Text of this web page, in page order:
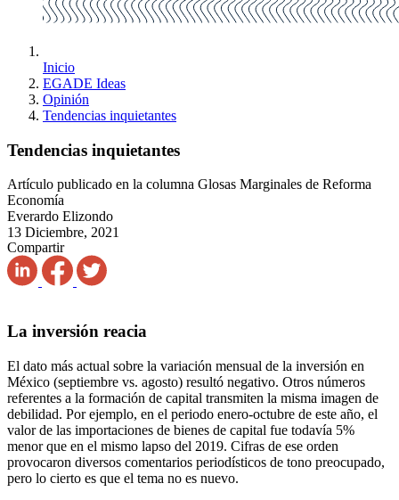
Inicio
EGADE Ideas
Opinión
Tendencias inquietantes
Tendencias inquietantes
Artículo publicado en la columna Glosas Marginales de Reforma
Economía
Everardo Elizondo
13 Diciembre, 2021
Compartir
La inversión reacia
El dato más actual sobre la variación mensual de la inversión en
México (septiembre vs. agosto) resultó negativo. Otros números
referentes a la formación de capital transmiten la misma imagen de
debilidad. Por ejemplo, en el periodo enero-octubre de este año, el
valor de las importaciones de bienes de capital fue todavía 5%
menor que en el mismo lapso del 2019. Cifras de ese orden
provocaron diversos comentarios periodísticos de tono preocupado,
pero lo cierto es que el tema no es nuevo.